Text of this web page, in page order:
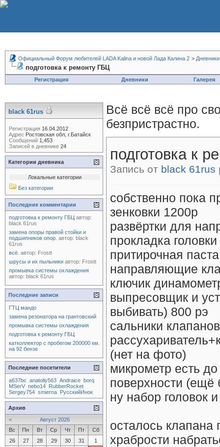
Официальный Форум любителей LADA Kalina и новой Лада Калина 2 > Дневники
подготовка к ремонту ГБЦ
Регистрация Дневники Галерея
Всё всё всё про
безпристрастно.
подготовка к
Запись от black 61rus
собственно пока
зенковки 1200р
развёртки для
прокладка
притирочная
направляющие
ключик
выпресовщик и
выбивать) 800 рэ
сальники
(нет на фото)
микрометр есть
поверхности
ну набор головок
осталось
храбрости
black 61rus
Регистрация 16.04.2012
Адрес Ростовская обл, г.Батайск
Сообщений 1,453
Записей в дневнике 24
Категории дневника
Локальные категории
Без категории
Последние комментарии
подготовка к ремонту ГБЦ автор:
black 61rus
замена опоры правой стойки и
подшипников опор. автор: black
61rus
всё. автор: Frostt
шрусы и их пыльники автор: Frostt
промывка системы охлаждения
автор: black 61rus
Последние записи
ГТЦ мандо
замена резонатора на грантовский
промывка системы охлаждения
подготовка к ремонту ГБЦ
катколлектор с пробегом 200000 км.
на 92 бензе
Последние посетители
a637bc anatoliy563 Andraice borq
MSerV nebo14 RubberRocket
Sergey754 smierna РусскийИнок
Архив
<
Август 2026
Вс
Пн Вт Ср Чт Пт
Сб
26
27 28 29 30 31
1